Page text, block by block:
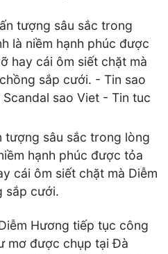
tượng sâu sắc trong lòng
hạnh phúc được tỏa
cái ôm siết chặt mà Diễm
sắp cưới.